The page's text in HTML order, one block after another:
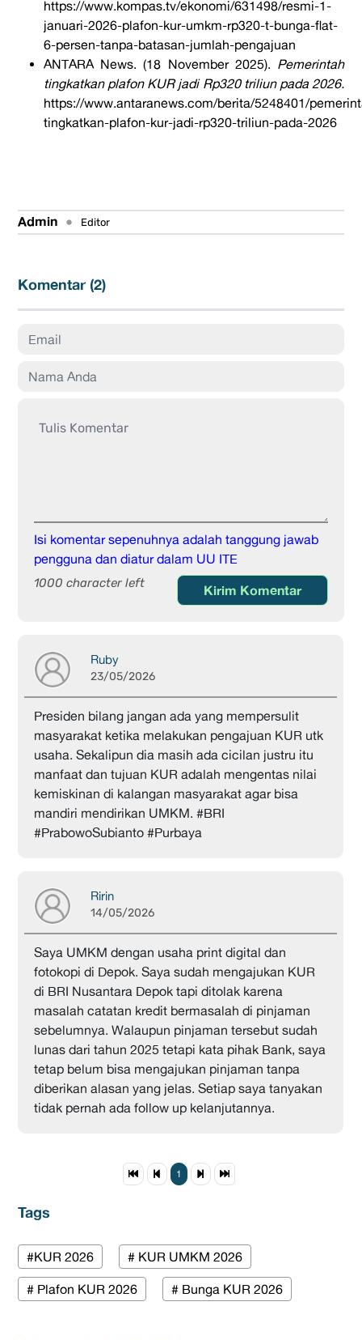
https://www.kompas.tv/ekonomi/631498/resmi-1-
januari-2026-plafon-kur-umkm-rp320-t-bunga-flat-
6-persen-tanpa-batasan-jumlah-pengajuan
ANTARA News. (18 November 2025). Pemerintah
tingkatkan plafon KUR jadi Rp320 triliun pada 2026.
https://www.antaranews.com/berita/5248401/
tingkatkan-plafon-kur-jadi-rp320-triliun-pada-2026
Admin • Editor
Komentar (2)
Isi komentar sepenuhnya adalah tanggung jawab
pengguna dan diatur dalam UU ITE
1000 character left Kirim Komentar
Ruby
23/05/2026
Presiden bilang jangan ada yang mempersulit
masyarakat ketika melakukan pengajuan KUR utk
usaha. Sekalipun dia masih ada cicilan justru itu
manfaat dan tujuan KUR adalah mengentas nilai
kemiskinan di kalangan masyarakat agar bisa
mandiri mendirikan UMKM. #BRI
#PrabowoSubianto #Purbaya
Ririn
14/05/2026
Saya UMKM dengan usaha print digital dan
fotokopi di Depok. Saya sudah mengajukan KUR
di BRI Nusantara Depok tapi ditolak karena
masalah catatan kredit bermasalah di pinjaman
sebelumnya. Walaupun pinjaman tersebut sudah
lunas dari tahun 2025 tetapi kata pihak Bank, saya
tetap belum bisa mengajukan pinjaman tanpa
diberikan alasan yang jelas. Setiap saya tanyakan
tidak pernah ada follow up kelanjutannya.
1
Tags
#KUR 2026 # KUR UMKM 2026
# Plafon KUR 2026 # Bunga KUR 2026